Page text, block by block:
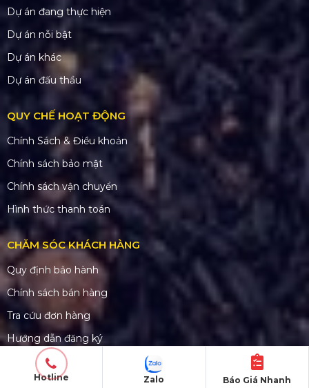
Dự án đang thực hiện
Dự án nỗi bật
Dự án khác
Dự án đấu thầu
QUY CHẾ HOẠT ĐỘNG
Chính Sách & Điều khoản
Chính sách bảo mật
Chính sách vận chuyển
Hình thức thanh toán
CHĂM SÓC KHÁCH HÀNG
Quy định bảo hành
Chính sách bán hàng
Tra cứu đơn hàng
Hướng dẫn đăng ký
Liên hệ
Hotline Báo Giá Nhanh
Zalo